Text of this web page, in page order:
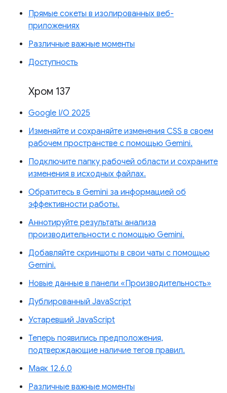
Прямые сокеты в изолированных веб-
приложениях
Различные важные моменты
Доступность
Хром 137
Google I/O 2025
Изменяйте и сохраняйте изменения CSS в своем
рабочем пространстве с помощью Gemini.
Подключите папку рабочей области и сохраните
изменения в исходных файлах.
Обратитесь в Gemini за информацией об
эффективности работы.
Аннотируйте результаты анализа
производительности с помощью Gemini.
Добавляйте скриншоты в свои чаты с помощью
Gemini.
Новые данные в панели «Производительность»
Дублированный JavaScript
Устаревший JavaScript
Теперь появились предположения,
подтверждающие наличие тегов правил.
Маяк 12.6.0
Различные важные моменты